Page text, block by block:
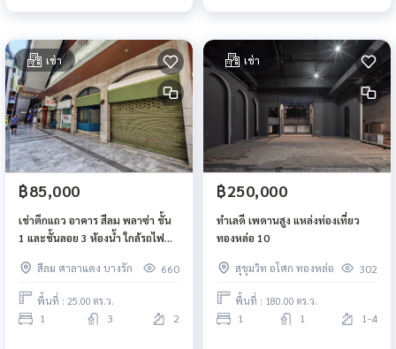
เช่า
฿85,000
เช่าตึกแถว อาคาร สีลม พลาซ่า ชั้น
1 และชั้นลอย 3 ห้องน้ำ ใกล้รถไฟฟ้า
สีลม ศาลาแดง บางรัก
660
พื้นที่ : 25.00 ตร.ว.
1 3 2
เช่า
฿250,000
ทำเลดี เพดานสูง แหล่งท่องเที่ยว
ทองหล่อ 10
สุขุมวิท อโศก ทองหล่อ 302
พื้นที่ : 180.00 ตร.ว.
1 1 1-4